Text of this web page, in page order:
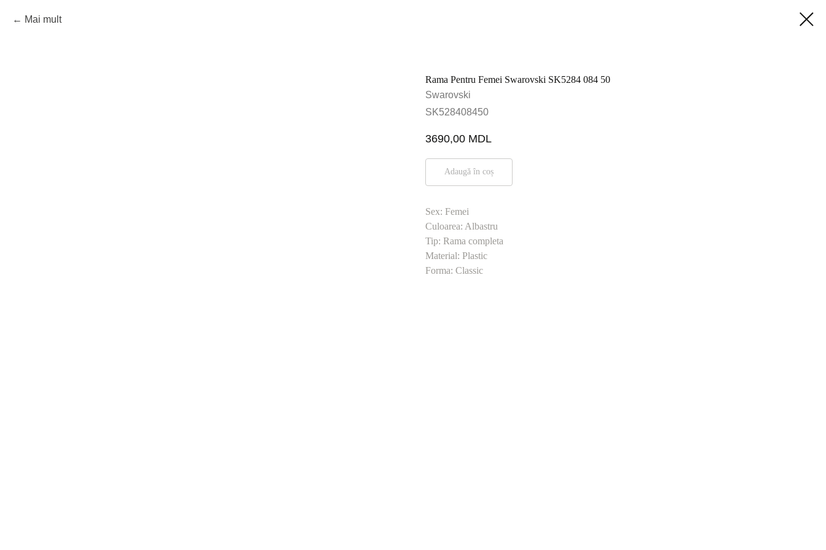
Mai mult
Rama Pentru Femei Swarovski SK5284 084 50
Swarovski
SK528408450
3690,00 MDL
Adaugă în coș
Sex: Femei
Culoarea: Albastru
Tip: Rama completa
Material: Plastic
Forma: Classic